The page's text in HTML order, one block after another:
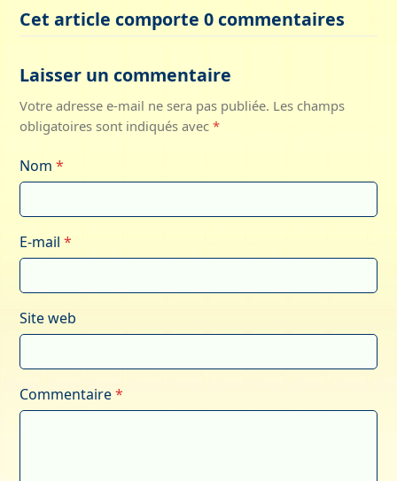
Cet article comporte 0 commentaires
Laisser un commentaire
Votre adresse e-mail ne sera pas publiée. Les champs
obligatoires sont indiqués avec*
Nom*
E-mail*
Site web
Commentaire*